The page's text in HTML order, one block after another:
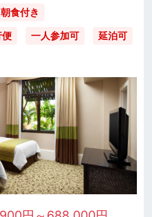
朝食付き
便 一人参加可 延泊可